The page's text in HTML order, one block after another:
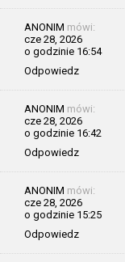
ANONIM mówi:
cze 28, 2026
o godzinie 16:54
Odpowiedz
ANONIM mówi:
cze 28, 2026
o godzinie 16:42
Odpowiedz
ANONIM mówi:
cze 28, 2026
o godzinie 15:25
Odpowiedz